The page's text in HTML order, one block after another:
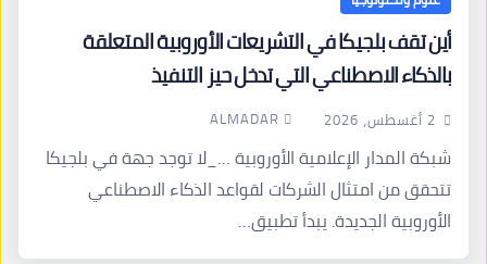
أين تقف بلجيكا في التشريعات الأوروبية المتعلقة
بالذكاء الاصطناعي التي تدخل حيز التنفيذ
2 أغسطس، 2026 ALMADAR
شبكة المدار الإعلامية الأوروبية …_لا توجد جهة في بلجيكا
تتحقق من امتثال الشركات لقواعد الذكاء الاصطناعي
الأوروبية الجديدة. يبدأ تطبيق…